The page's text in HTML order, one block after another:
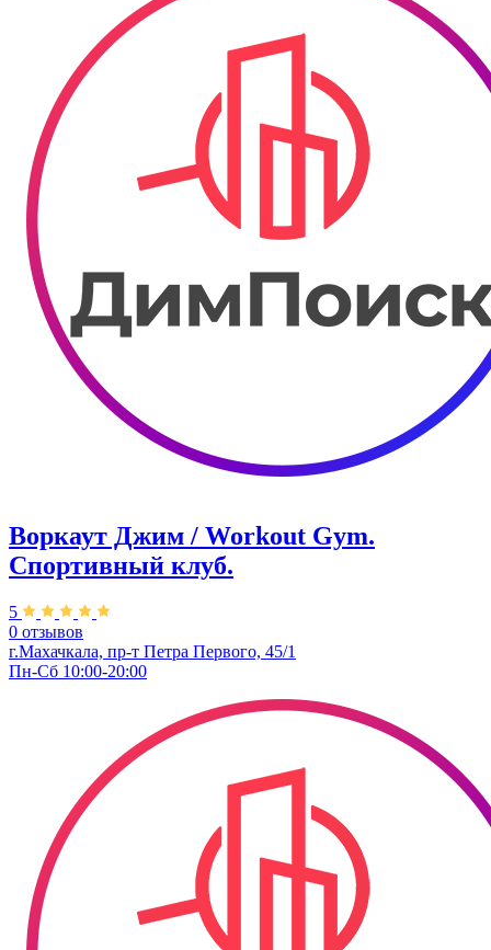
Воркаут Джим / Workout Gym.
Спортивный клуб.
5
0 отзывов
г.Махачкала, пр-т Петра Первого, 45/1
Пн-Сб 10:00-20:00